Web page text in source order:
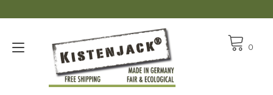
Inhalt
Navigation
umschalten
0